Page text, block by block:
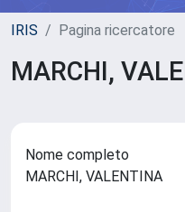
IRIS Pagina ricercatore
MARCHI,
Nome completo
MARCHI, VALENTINA